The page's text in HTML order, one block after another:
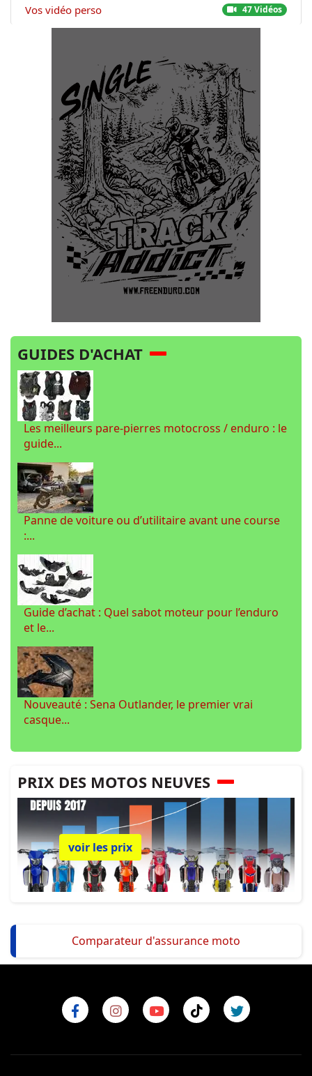
47 Vidéos
Vos vidéo perso
GUIDES D'ACHAT
Les meilleurs pare-pierres motocross / enduro : le
guide...
Panne de voiture ou d’utilitaire avant une course
:...
Guide d’achat : Quel sabot moteur pour l’enduro
et le...
Nouveauté : Sena Outlander, le premier vrai
casque...
PRIX DES MOTOS NEUVES
voir les prix
Comparateur d'assurance moto